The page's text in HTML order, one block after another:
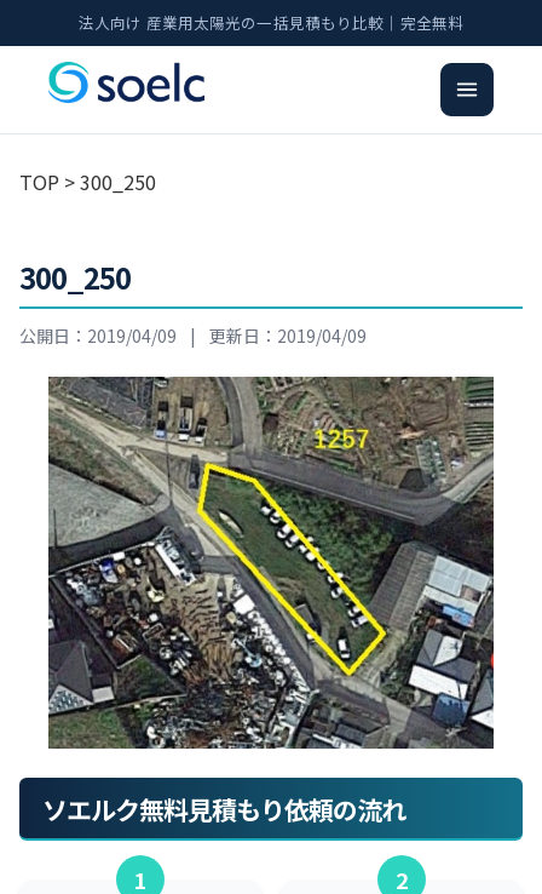
法人向け 産業用太陽光の一括見積もり比較｜完全無料
TOP > 300_250
300_250
公開日：2019/04/09 | 更新日：2019/04/09
ソエルク無料見積もり依頼の流れ
1 2